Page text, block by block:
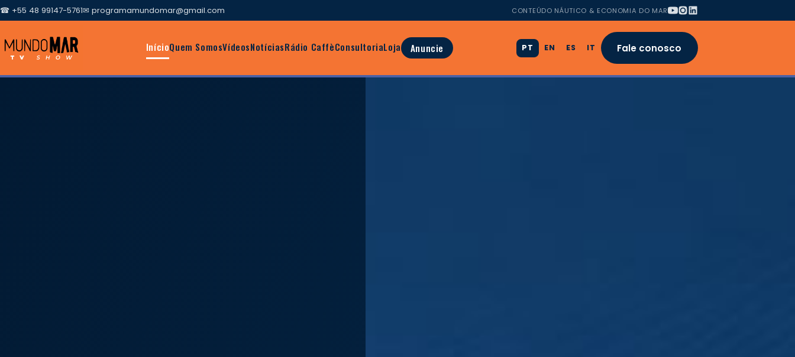
☎ +55 48 99147-5761✉ programamundomar@gmail.com CONTEÚDO NÁUTICO & ECONOMIA DO MAR
InícioQuem SomosVídeosNotíciasRádio CaffèConsultoriaLoja Anuncie PT EN ES IT Fale conosco